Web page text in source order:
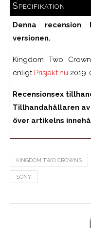
Specifikation
Denna
versionen.
Kingdom Two
enligt Prisjakt.nu 2019-
Recensionsex
Tillhandahållaren
över artikelns
KINGDOM TWO CROWNS
SONY